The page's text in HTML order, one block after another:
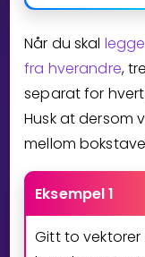
Når du skal
fra hverandre,
separat for
Husk at dersom
mellom
Eksempel 1
Gitt to vektorer